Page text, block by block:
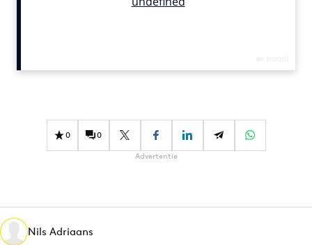
Digital transformation
Gedragsverandering
Influencer marketing
Media
Merkstrategie
0 0
Advertentie
Nils Adriaans